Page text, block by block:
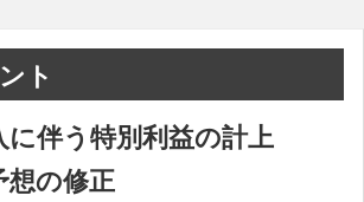
ト
に伴う特別利益の計上
想の修正